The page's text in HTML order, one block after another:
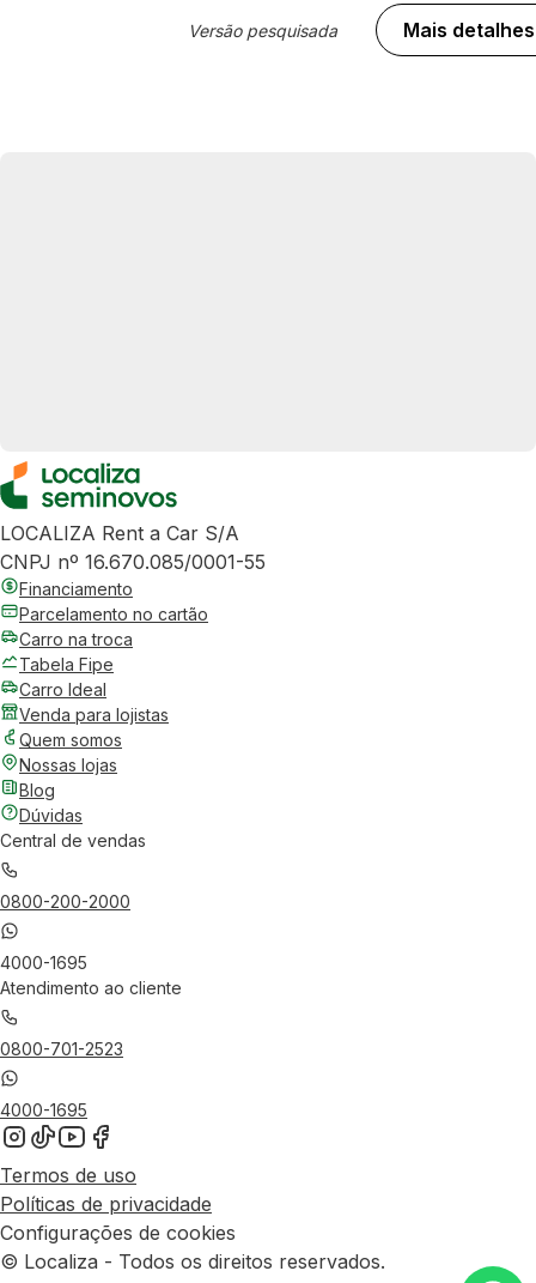
Versão pesquisada Mais detalhes
LOCALIZA Rent a Car S/A
CNPJ nº 16.670.085/0001-55
Financiamento
Parcelamento no cartão
Carro na troca
Tabela Fipe
Carro Ideal
Venda para lojistas
Quem somos
Nossas lojas
Blog
Dúvidas
Central de vendas
0800-200-2000
4000-1695
Atendimento ao cliente
0800-701-2523
4000-1695
Termos de uso
Políticas de privacidade
Configurações de cookies
© Localiza - Todos os direitos reservados.